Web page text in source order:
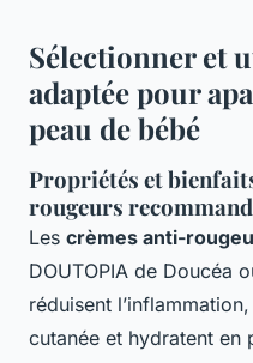
Sélectionner et
adaptée pour
peau de bébé
Propriétés et
rougeurs
Les crèmes anti-
DOUTOPIA de Doucéa
réduisent
cutanée et hydratent en